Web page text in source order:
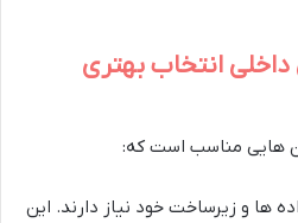
انتخاب بهتری
هایی مناسب است که:
ها و زیرساخت خود نیاز دارند. این